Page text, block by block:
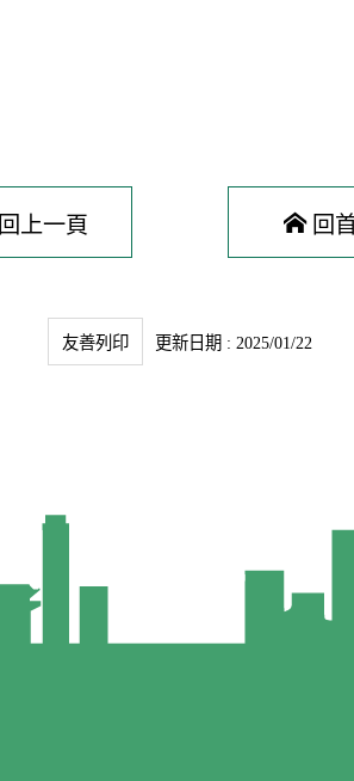
回上一頁 回
友善列印 更新日期 : 2025/01/22